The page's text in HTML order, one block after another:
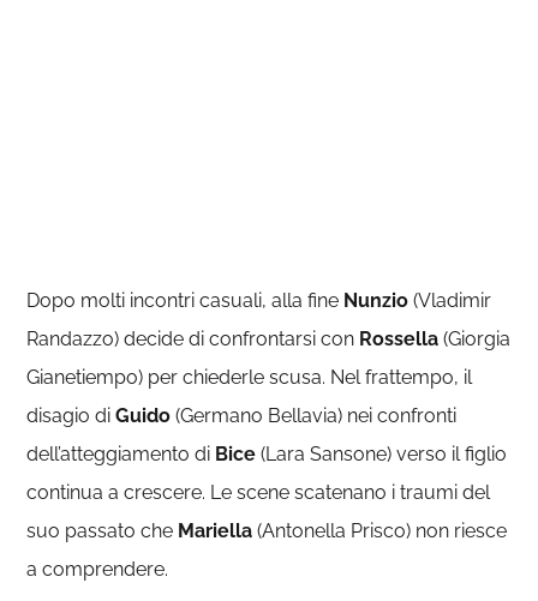
Dopo molti incontri casuali, alla fine Nunzio(Vladimir
Randazzo) decide di confrontarsi con Rossella(Giorgia
Gianetiempo) per chiederle scusa. Nel frattempo, il
disagio diGuido(Germano Bellavia) nei confronti
dell’atteggiamento di Bice(Lara Sansone) verso il figlio
continua a crescere. Le scene scatenano i traumi del
suo passato che Mariella(Antonella Prisco) non riesce
a comprendere.